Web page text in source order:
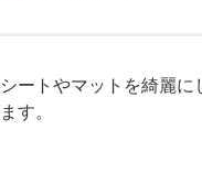
ートやマットを綺麗
す。